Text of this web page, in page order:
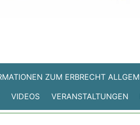
ZUM ERBRECHT
VIDEOS VERANSTALTUNGEN